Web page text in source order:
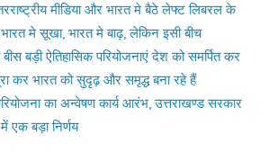
मीडिया और भारत मे बैठे लेफ्ट लिबरल के
मे सूखा, भारत मे बाढ़, लेकिन इसी बीच
बड़ी ऐतिहासिक परियोजनाएं देश को समर्पित कर
कर भारत को सुदृढ़ और समृद्ध बना रहे हैं
का अन्वेषण कार्य आरंभ, उत्तराखण्ड सरकार
एक बड़ा निर्णय